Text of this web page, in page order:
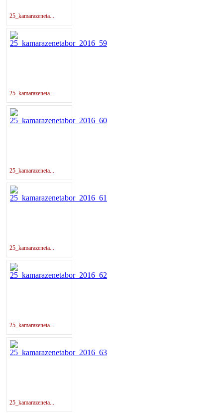
25_kamarazeneta...
25_kamarazeneta...
25_kamarazeneta...
25_kamarazeneta...
25_kamarazeneta...
25_kamarazeneta...